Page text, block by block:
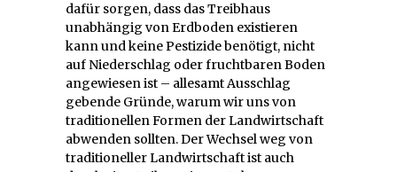
dafür sorgen, dass das Treibhaus
unabhängig von Erdboden existieren
kann und keine Pestizide benötigt, nicht
auf Niederschlag oder fruchtbaren Boden
angewiesen ist – allesamt Ausschlag
gebende Gründe, warum wir uns von
traditionellen Formen der Landwirtschaft
abwenden sollten. Der Wechsel weg von
traditioneller Landwirtschaft ist auch